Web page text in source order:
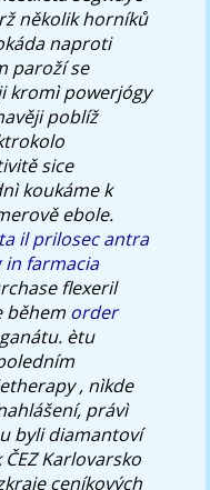
několik horníků
naproti
paroží se
kromì powerjógy
poblíž
sice
koukáme k
ebole.
il prilosec antra
in farmacia
flexeril
order
ètu
, nìkde
právì
byli diamantoví
Karlovarsko
ceníkových